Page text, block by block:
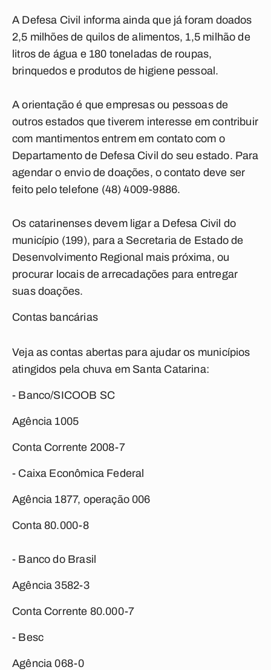
A Defesa Civil informa ainda que já foram doados
2,5 milhões de quilos de alimentos, 1,5 milhão de
litros de água e 180 toneladas de roupas,
brinquedos e produtos de higiene pessoal.
A orientação é que empresas ou pessoas de
outros estados que tiverem interesse em contribuir
com mantimentos entrem em contato com o
Departamento de Defesa Civil do seu estado. Para
agendar o envio de doações, o contato deve ser
feito pelo telefone (48) 4009-9886.
Os catarinenses devem ligar a Defesa Civil do
município (199), para a Secretaria de Estado de
Desenvolvimento Regional mais próxima, ou
procurar locais de arrecadações para entregar
suas doações.
Contas bancárias
Veja as contas abertas para ajudar os municípios
atingidos pela chuva em Santa Catarina:
- Banco/SICOOB SC
Agência 1005
Conta Corrente 2008-7
- Caixa Econômica Federal
Agência 1877, operação 006
Conta 80.000-8
- Banco do Brasil
Agência 3582-3
Conta Corrente 80.000-7
- Besc
Agência 068-0